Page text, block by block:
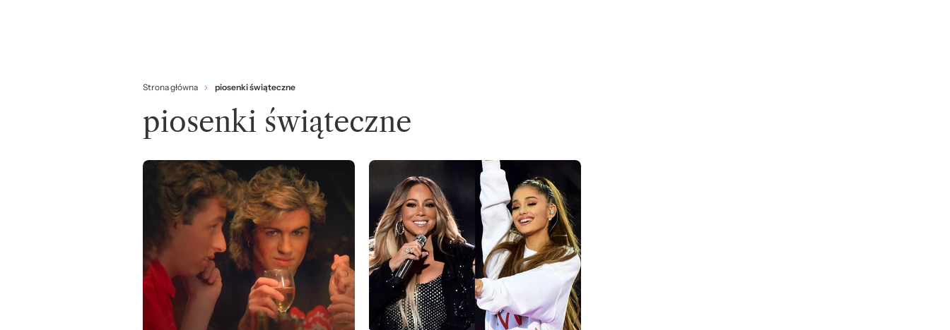
Strona główna piosenki świąteczne
piosenki świąteczne